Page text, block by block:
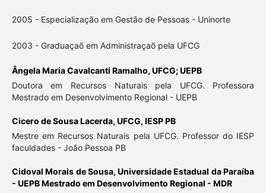
2005 - Especialização em Gestão de Pessoas - Uninorte
2003 - Graduaçaõ em Administraçaõ pela UFCG
Ângela Maria Cavalcanti Ramalho, UFCG; UEPB
Doutora em Recursos Naturais pela UFCG. Professora
Mestrado em Desenvolvimento Regional - UEPB
Cicero de Sousa Lacerda, UFCG, IESP PB
Mestre em Recursos Naturais pela UFCG. Professor do IESP
faculdades - João Pessoa PB
Cidoval Morais de Sousa,Universidade Estadual da Paraíba
- UEPB Mestrado em Desenvolvimento Regional - MDR